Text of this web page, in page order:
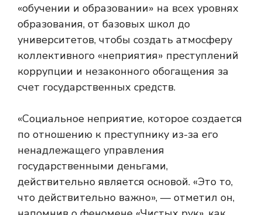
«обучении и образовании» на всех уровнях
образования, от базовых школ до
университетов, чтобы создать атмосферу
коллективного «неприятия» преступлений
коррупции и незаконного обогащения за
счет государственных средств.
«Социальное неприятие, которое создается
по отношению к преступнику из-за его
ненадлежащего управления
государственными деньгами,
действительно является основой. «Это то,
что действительно важно», — отметил он,